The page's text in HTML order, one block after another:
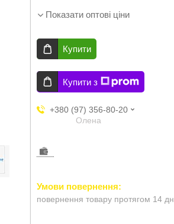
Показати оптові ціни
Купити
Купити з
+380 (97) 356-80-20
Олена
повернення товару протягом 14